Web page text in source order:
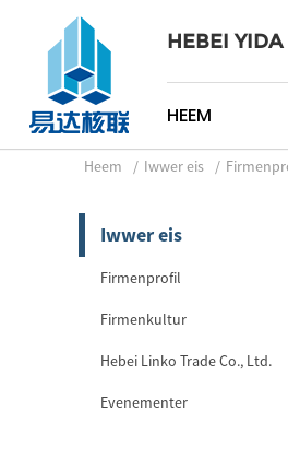
HEBEI
HEEM
Heem Iwwer eis
Iwwer eis
Firmenprofil
Firmenkultur
Hebei Linko Trade Co., Ltd.
Evenementer